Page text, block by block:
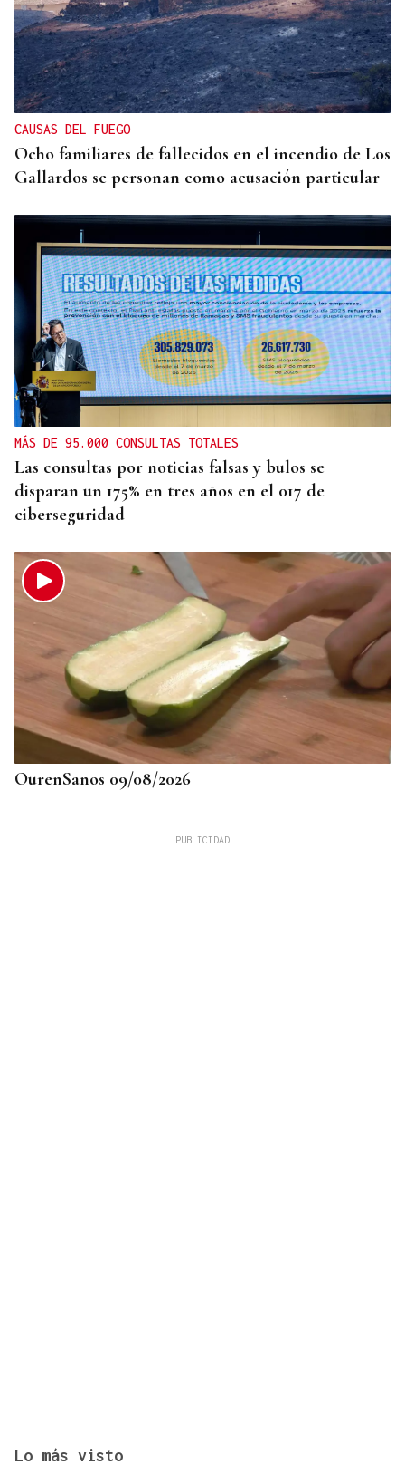
Galería | Mario Ruiz-Tagle, CEO de Iberdrola
España, congrega a numerosas personalidades en
el Foro La Región
CAUSAS DEL FUEGO
Ocho familiares de fallecidos en el incendio de Los
Gallardos se personan como acusación particular
MÁS DE 95.000 CONSULTAS TOTALES
Las consultas por noticias falsas y bulos se
disparan un 175% en tres años en el 017 de
ciberseguridad
OurenSanos 09/08/2026
Lo más visto